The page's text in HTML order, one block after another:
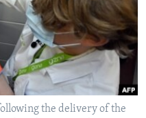
the delivery of the